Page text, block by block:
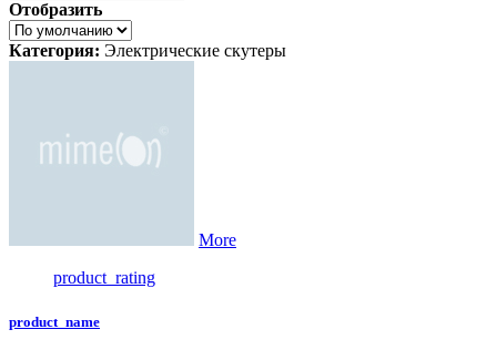
Отобразить
Категория: Электрические скутеры
More
product_rating
product_name